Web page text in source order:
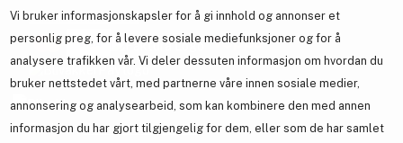
Vi bruker informasjonskapsler for å gi innhold og annonser et
personlig preg, for å levere sosiale mediefunksjoner og for å
analysere trafikken vår. Vi deler dessuten informasjon om hvordan du
bruker nettstedet vårt, med partnerne våre innen sosiale medier,
annonsering og analysearbeid, som kan kombinere den med annen
informasjon du har gjort tilgjengelig for dem, eller som de har samlet
Samarbeid med oss
En del avBrandsdal Group AS